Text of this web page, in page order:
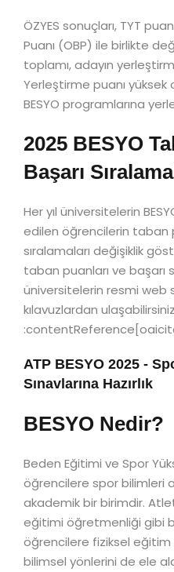
ÖZYES sonuçları, TYT
Puanı (OBP) ile birlikte
toplamı, adayın
Yerleştirme puanı
BESYO programlarına
2025 BESYO
Başarı
Her yıl üniversitelerin
edilen öğrencilerin taban
sıralamaları değişiklik
taban puanları ve başarı
üniversitelerin resmi web
kılavuzlardan
ATP BESYO 2025 -
Sınavlarına Hazırlık
BESYO Nedir?
Beden Eğitimi ve Spor
öğrencilere spor bilimleri
akademik bir birimdir.
eğitimi öğretmenliği gibi
öğrencilere fiziksel eğitim
bilimsel yönlerini de ele